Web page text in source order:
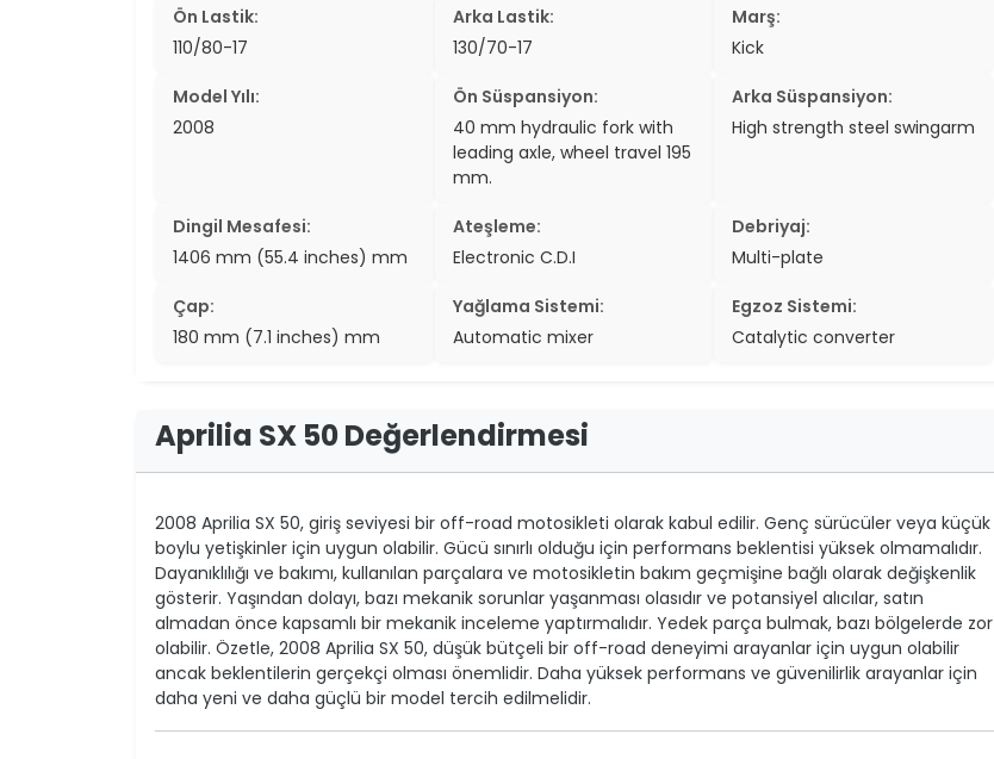
Ön Lastik:
110/80-17
Arka Lastik:
130/70-17
Marş:
Kick
Model Yılı:
2008
Ön Süspansiyon:
40 mm hydraulic fork with
leading axle, wheel travel 195
mm.
Arka Süspansiyon:
High strength steel swingarm
Dingil Mesafesi:
1406 mm (55.4 inches) mm
Ateşleme:
Electronic C.D.I
Debriyaj:
Multi-plate
Çap:
180 mm (7.1 inches) mm
Yağlama Sistemi:
Automatic mixer
Egzoz Sistemi:
Catalytic converter
Aprilia SX 50 Değerlendirmesi
2008 Aprilia SX 50, giriş seviyesi bir off-road motosikleti olarak kabul edilir. Genç sürücüler veya küçük
boylu yetişkinler için uygun olabilir. Gücü sınırlı olduğu için performans beklentisi yüksek olmamalıdır.
Dayanıklılığı ve bakımı, kullanılan parçalara ve motosikletin bakım geçmişine bağlı olarak değişkenlik
gösterir. Yaşından dolayı, bazı mekanik sorunlar yaşanması olasıdır ve potansiyel alıcılar, satın
almadan önce kapsamlı bir mekanik inceleme yaptırmalıdır. Yedek parça bulmak, bazı bölgelerde zor
olabilir. Özetle, 2008 Aprilia SX 50, düşük bütçeli bir off-road deneyimi arayanlar için uygun olabilir
ancak beklentilerin gerçekçi olması önemlidir. Daha yüksek performans ve güvenilirlik arayanlar için
daha yeni ve daha güçlü bir model tercih edilmelidir.